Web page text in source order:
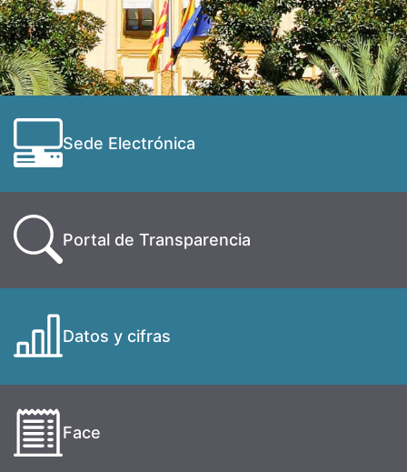
Sede Electrónica
Portal de Transparencia
Datos y cifras
Face